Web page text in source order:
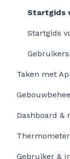
Startgids
Startgids
Taken met
Aan de
Problemen
Locatie-
Taken
Dashboard &
Thermometer
Gebruiker &